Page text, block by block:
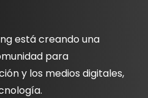
está creando una
para
y los medios digitales,